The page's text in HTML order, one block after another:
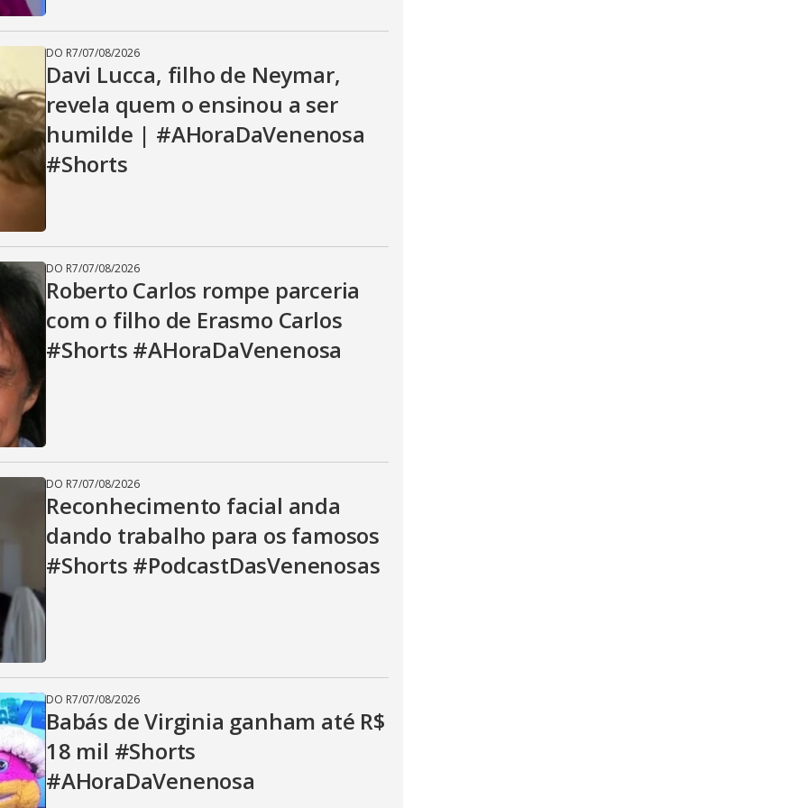
DO R7/07/08/2026
Davi Lucca, filho de Neymar,
revela quem o ensinou a ser
humilde | #AHoraDaVenenosa
#Shorts
DO R7/07/08/2026
Roberto Carlos rompe parceria
com o filho de Erasmo Carlos
#Shorts #AHoraDaVenenosa
DO R7/07/08/2026
Reconhecimento facial anda
dando trabalho para os famosos
#Shorts #PodcastDasVenenosas
DO R7/07/08/2026
Babás de Virginia ganham até R$
18 mil #Shorts
#AHoraDaVenenosa